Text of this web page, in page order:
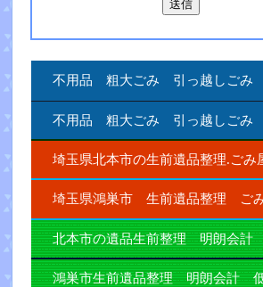
不用品 粗大ごみ 引っ越しごみ
不用品 粗大ごみ 引っ越しごみ
埼玉県北本市の生前遺品整理.ごみ
埼玉県鴻巣市 生前遺品整理 ご
北本市の遺品生前整理 明朗会計
鴻巣市生前遺品整理 明朗会計